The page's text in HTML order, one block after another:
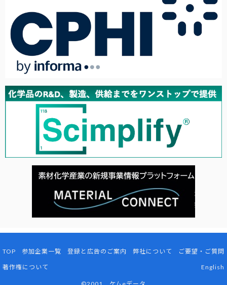
TOP 参加企業一覧 登録と広告のご案内 弊社について ご要望・ご質問
著作権について English